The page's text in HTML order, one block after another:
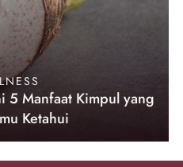
5 Manfaat Kimpul yang
Ketahui